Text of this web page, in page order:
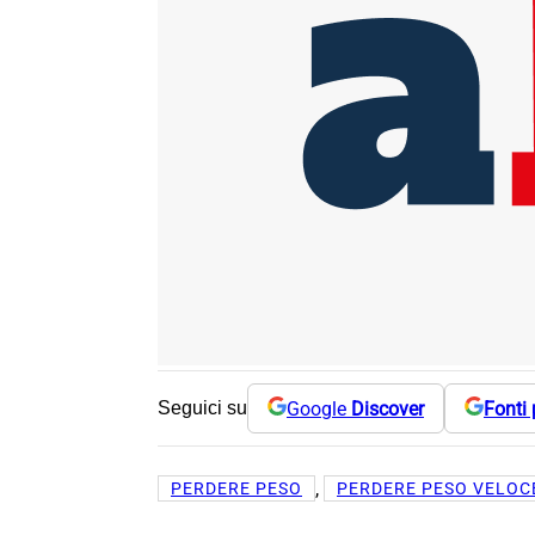
Seguici su Google Discover Fonti
PERDERE PESO , PERDERE PESO